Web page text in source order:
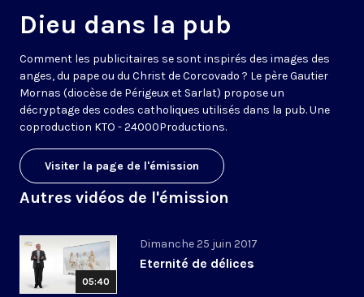
Dieu dans la pub
Comment les publicitaires se sont inspirés des images des
anges, du pape ou du Christ de Corcovado ? Le père Gautier
Mornas (diocèse de Périgeux et Sarlat) propose un
décryptage des codes catholiques utilisés dans la pub. Une
coproduction KTO - 24000Productions.
Visiter la page de l'émission
Autres vidéos de l'émission
05:40
Dimanche 25 juin 2017
Eternité de délices